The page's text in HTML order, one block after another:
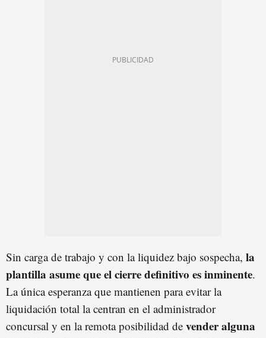
Sin carga de trabajo y con la liquidez bajo sospecha, la
plantilla asume que el cierre definitivo es inminente.
La única esperanza que mantienen para evitar la
liquidación total la centran en el administrador
concursal y en la remota posibilidad de vender alguna